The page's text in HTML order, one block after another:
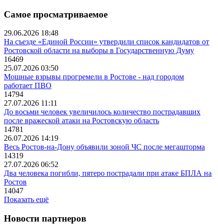
Самое просматриваемое
29.06.2026 18:48
На съезде «Единой России» утвердили список кандидатов от
Ростовской области на выборы в Государственную Думу
16469
25.07.2026 03:50
Мощные взрывы прогремели в Ростове - над городом
работает ПВО
14794
27.07.2026 11:11
До восьми человек увеличилось количество пострадавших
после вражеской атаки на Ростовскую область
14781
26.07.2026 14:19
Весь Ростов-на-Дону объявили зоной ЧС после мегашторма
14319
27.07.2026 06:52
Два человека погибли, пятеро пострадали при атаке БПЛА на
Ростов
14047
Показать ещё
Новости партнеров